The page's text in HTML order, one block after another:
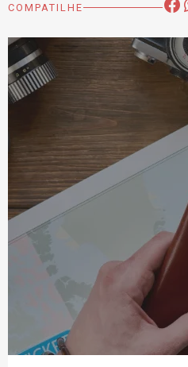
COMPATILHE